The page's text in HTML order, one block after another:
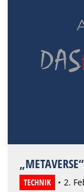
TECHNIK 2.